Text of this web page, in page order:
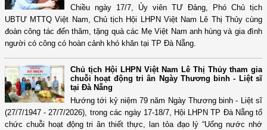
Chiều ngày 17/7, Ủy viên TƯ Đảng, Phó Chủ tịch
UBTƯ MTTQ Việt Nam, Chủ tịch Hội LHPN Việt Nam Lê Thị Thủy cùng
đoàn công tác đến thăm, tặng quà các Mẹ Việt Nam anh hùng và gia đình
người có công có hoàn cảnh khó khăn tại TP Đà Nẵng.
Chủ tịch Hội LHPN Việt Nam Lê Thị Thủy tham gia
chuỗi hoạt động tri ân Ngày Thương binh - Liệt sĩ
tại Đà Nẵng
Hướng tới kỷ niệm 79 năm Ngày Thương binh - Liệt sĩ
(27/7/1947 - 27/7/2026), trong các ngày 17-18/7, Hội LHPN TP Đà Nẵng tổ
chức chuỗi hoạt động tri ân thiết thực, lan tỏa đạo lý “Uống nước nhớ